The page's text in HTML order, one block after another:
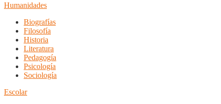
Humanidades
Biografías
Filosofía
Historia
Literatura
Pedagogía
Psicología
Sociología
Escolar